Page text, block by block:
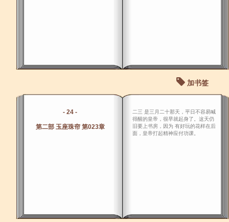
加书签
- 24 -
第二部 玉座珠帘 第023章
二三 是三月二十那天，平日不容易喊
得醒的皇帝，很早就起身了。这天仍
旧要上书房，因为 有好玩的花样在后
面，皇帝打起精神应付功课。